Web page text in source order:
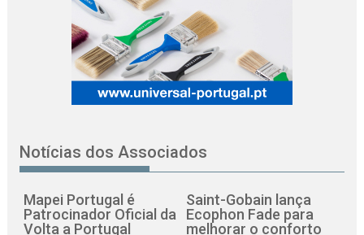
Notícias dos Associados
Mapei Portugal é
Patrocinador Oficial da
Volta a Portugal
Saint-Gobain lança
Ecophon Fade para
melhorar o conforto